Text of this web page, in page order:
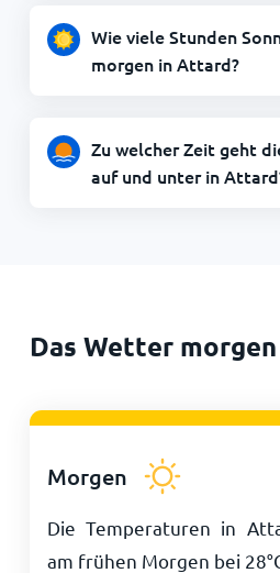
Wie viele Stunden
morgen in Attard?
Zu welcher Zeit geht
auf und unter in
Das Wetter
Morgen
Die Temperaturen in
am frühen Morgen bei 28°